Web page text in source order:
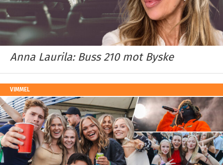
Anna Laurila: Buss 210 mot Byske
VIMMEL